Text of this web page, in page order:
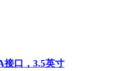
接口，3.5英寸